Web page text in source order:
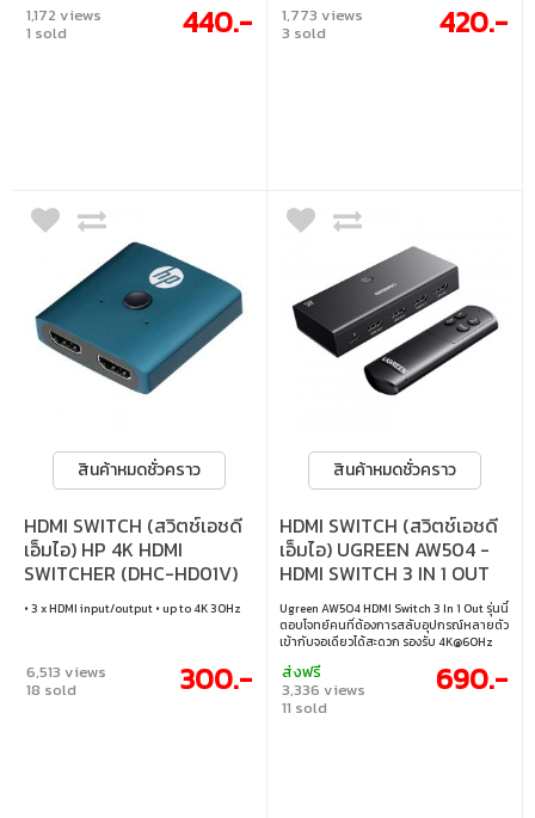
1,172 views
1 sold 440.-
UHD ให้ภาพคมชัด ตัวเครื่องอะลูมิเนียมแข็ง
แรง ใช้งานได้ทนทาน ไม่ต้องใช้ไฟเพิ่มเติม แค่
หลากหลาย • ไม่ต้องใช้ไฟเลี้ยง : เสียบแล้วใช้
งานได้ทันที (Plug and Play)
1,773 views
3 sold 420.-
สินค้าหมดชั่วคราว
HDMI SWITCH (สวิตช์เอชดี
เอ็มไอ) HP 4K HDMI
SWITCHER (DHC-HD01V)
• 3 x HDMI input/output • up to 4K 30Hz
6,513 views
18 sold 300.-
สินค้าหมดชั่วคราว
HDMI SWITCH (สวิตช์เอชดี
เอ็มไอ) UGREEN AW504 -
HDMI SWITCH 3 IN 1 OUT
4K 60Hz 55857
Ugreen AW504 HDMI Switch 3 In 1 Out รุ่นนี้
ตอบโจทย์คนที่ต้องการสลับอุปกรณ์หลายตัว
เข้ากับจอเดียวได้สะดวก รองรับ 4K@60Hz
ให้ภาพสมจริง สีคมชัด ระบบเสียงรองรับ
สูงสุด 7.1 แชนเนล สลับโหมดได้ทั้งปุ่มและ
รีโมท ใช้งานง่าย เหมาะทั้งทำงานและบันเทิง •
ส่งฟรี
3,336 views
11 sold
690.-